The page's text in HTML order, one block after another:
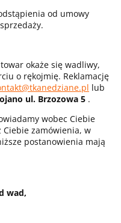
od umowy
okaże się wadliwy,
o rękojmię. Reklamację
lub
ul. Brzozowa 5 .
wobec Ciebie
Ciebie zamówienia, w
postanowienia mają
wad,